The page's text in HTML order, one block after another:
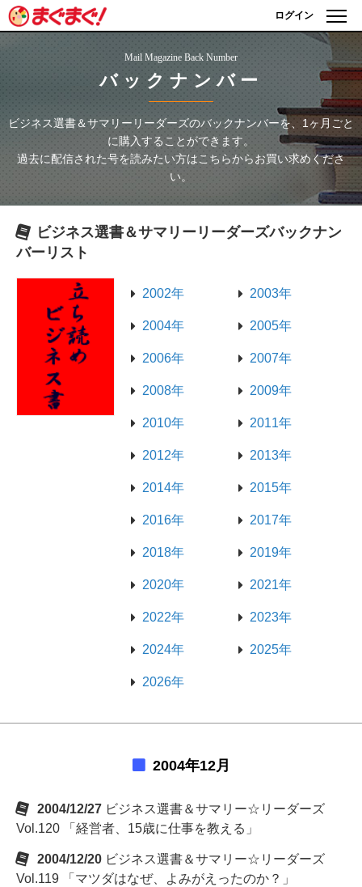
ログイン
Mail Magazine Back Number
バックナンバー
ビジネス選書＆サマリーリーダーズのバックナンバーを、1ヶ月ごと
に購入することができます。
過去に配信された号を読みたい方はこちらからお買い求めくださ
い。
ビジネス選書＆サマリーリーダーズバックナン
バーリスト
2002年 2003年
2004年 2005年
2006年 2007年
2008年 2009年
2010年 2011年
2012年 2013年
2014年 2015年
2016年 2017年
2018年 2019年
2020年 2021年
2022年 2023年
2024年 2025年
2026年
2004年12月
2004/12/27 ビジネス選書＆サマリー☆リーダーズ
Vol.120 「経営者、15歳に仕事を教える」
2004/12/20 ビジネス選書＆サマリー☆リーダーズ
Vol.119 「マツダはなぜ、よみがえったのか？」